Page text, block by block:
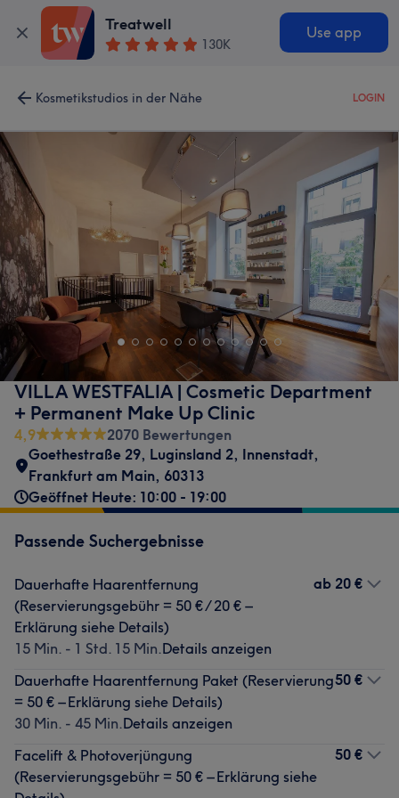
Treatwell
130K
Use app
Kosmetikstudios in der Nähe LOGIN
VILLA WESTFALIA | Cosmetic Department
+ Permanent Make Up Clinic
4,9
2070 Bewertungen
Goethestraße 29, Luginsland 2, Innenstadt,
Frankfurt am Main, 60313
Geöffnet Heute: 10:00 - 19:00
Passende Suchergebnisse
Dauerhafte Haarentfernung
(Reservierungsgebühr = 50 € / 20 € –
Erklärung siehe Details)
15 Min. - 1 Std. 15 Min.Details anzeigen
ab 20 €
Dauerhafte Haarentfernung Paket (Reservierung
= 50 € – Erklärung siehe Details)
30 Min. - 45 Min.Details anzeigen
50 €
Facelift & Photoverjüngung
(Reservierungsgebühr = 50 € – Erklärung siehe
50 €